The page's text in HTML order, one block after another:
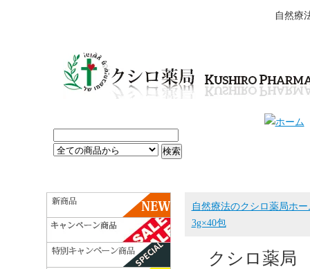
自然療
自然療法のクシロ薬局ホー
3g×40包
クシロ薬局